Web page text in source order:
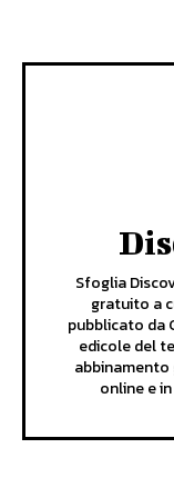
Sfoglia
gratuito a
pubblicato da
edicole del
abbinamento
online e